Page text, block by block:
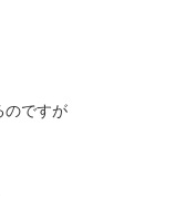
のですが